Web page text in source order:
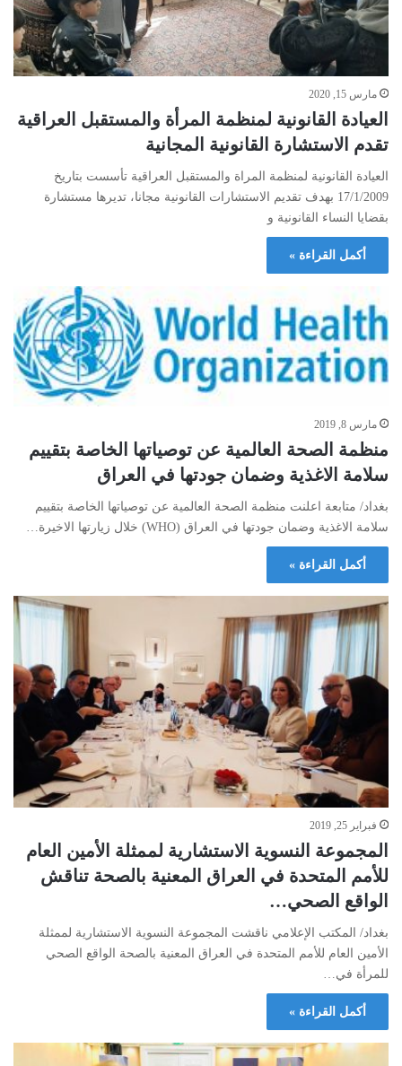
مارس 15, 2020
العيادة القانونية لمنظمة المرأة والمستقبل العراقية
تقدم الاستشارة القانونية المجانية
العيادة القانونية لمنظمة المراة والمستقبل العراقية تأسست بتاريخ
17/1/2009 بهدف تقديم الاستشارات القانونية مجانا، تديرها مستشارة
بقضايا النساء القانونية و
أكمل القراءة »
مارس 8, 2019
منظمة الصحة العالمية عن توصياتها الخاصة بتقييم
سلامة الاغذية وضمان جودتها في العراق
بغداد/ متابعة اعلنت منظمة الصحة العالمية عن توصياتها الخاصة بتقييم
سلامة الاغذية وضمان جودتها في العراق (WHO) خلال زيارتها الاخيرة…
أكمل القراءة »
فبراير 25, 2019
المجموعة النسوية الاستشارية لممثلة الأمين العام
للأمم المتحدة في العراق المعنية بالصحة تناقش
الواقع الصحي…
بغداد/ المكتب الإعلامي ناقشت المجموعة النسوية الاستشارية لممثلة
الأمين العام للأمم المتحدة في العراق المعنية بالصحة الواقع الصحي
للمرأة في…
أكمل القراءة »